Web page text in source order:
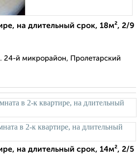
на длительный срок, 18м², 2/9
24-й микрорайон, Пролетарский
на длительный срок, 14м², 2/5